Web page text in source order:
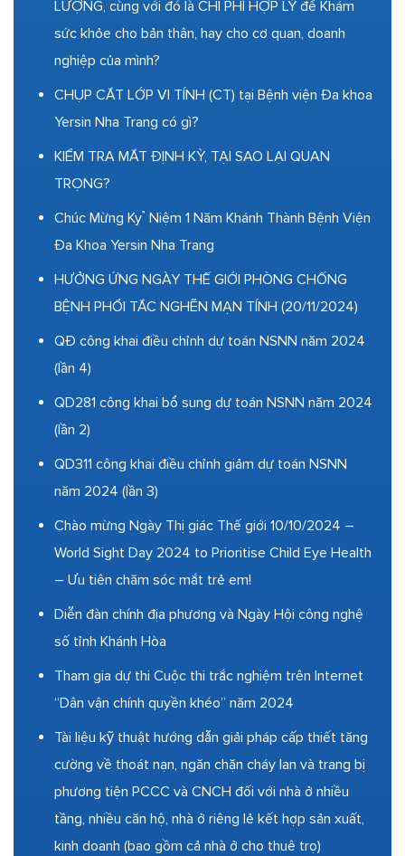
LƯỢNG, cùng với đó là CHI PHÍ HỢP LÝ để Khám
sức khỏe cho bản thân, hay cho cơ quan, doanh
nghiệp của mình?
CHỤP CẮT LỚP VI TÍNH (CT) tại Bệnh viện Đa khoa
Yersin Nha Trang có gì?
KIỂM TRA MẮT ĐỊNH KỲ, TẠI SAO LẠI QUAN
TRỌNG?
Chúc Mừng Kỷ Niệm 1 Năm Khánh Thành Bệnh Viện
Đa Khoa Yersin Nha Trang
HƯỞNG ỨNG NGÀY THẾ GIỚI PHÒNG CHỐNG
BỆNH PHỔI TẮC NGHẼN MẠN TÍNH (20/11/2024)
QĐ công khai điều chỉnh dự toán NSNN năm 2024
(lần 4)
QD281 công khai bổ sung dự toán NSNN năm 2024
(lần 2)
QD311 công khai điều chỉnh giảm dự toán NSNN
năm 2024 (lần 3)
Chào mừng Ngày Thị giác Thế giới 10/10/2024 –
World Sight Day 2024 to Prioritise Child Eye Health
– Ưu tiên chăm sóc mắt trẻ em!
Diễn đàn chính địa phương và Ngày Hội công nghệ
số tỉnh Khánh Hòa
Tham gia dự thi Cuộc thi trắc nghiệm trên Internet
“Dân vận chính quyền khéo” năm 2024
Tài liệu kỹ thuật hướng dẫn giải pháp cấp thiết tăng
cường về thoát nạn, ngăn chặn cháy lan và trang bị
phương tiện PCCC và CNCH đối với nhà ở nhiều
tầng, nhiều căn hộ, nhà ở riêng lẻ kết hợp sản xuất,
kinh doanh (bao gồm cả nhà ở cho thuê trọ)